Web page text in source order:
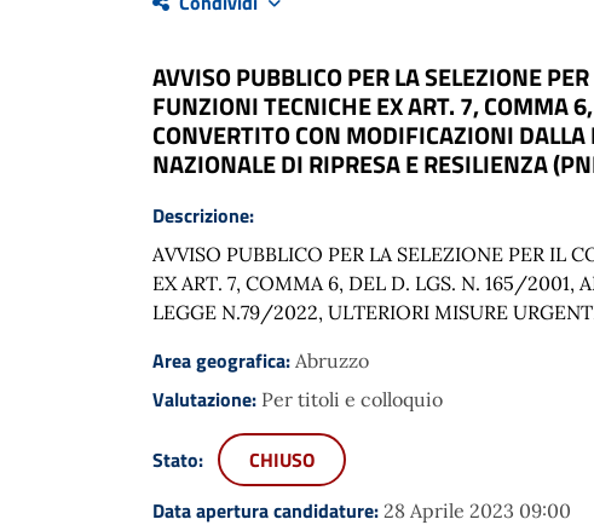
AVVISO PUBBLICO PER LA SELEZIONE
FUNZIONI TECNICHE EX ART. 7, COMMA
CONVERTITO CON MODIFICAZIONI
NAZIONALE DI RIPRESA E RESILIENZA
Descrizione:
AVVISO PUBBLICO PER LA SELEZIONE PER IL
EX ART. 7, COMMA 6, DEL D. LGS. N. 165/2001,
LEGGE N.79/2022, ULTERIORI MISURE
Area geografica: Abruzzo
Valutazione: Per titoli e colloquio
Stato:
CHIUSO
Data apertura candidature: 28 Aprile 2023 09:00